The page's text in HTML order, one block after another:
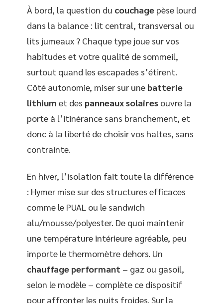
À bord, la question du couchage pèse lourd
dans la balance : lit central, transversal ou
lits jumeaux ? Chaque type joue sur vos
habitudes et votre qualité de sommeil,
surtout quand les escapades s’étirent.
Côté autonomie, miser sur une batterie
lithium et des panneaux solaires ouvre la
porte à l’itinérance sans branchement, et
donc à la liberté de choisir vos haltes, sans
contrainte.
En hiver, l’isolation fait toute la différence
: Hymer mise sur des structures efficaces
comme le PUAL ou le sandwich
alu/mousse/polyester. De quoi maintenir
une température intérieure agréable, peu
importe le thermomètre dehors. Un
chauffage performant – gaz ou gasoil,
selon le modèle – complète ce dispositif
pour affronter les nuits froides. Sur la